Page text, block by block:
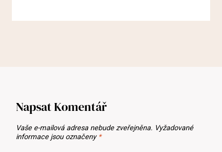
Napsat Komentář
Vaše e-mailová adresa nebude zveřejněna. Vyžadované
informace jsou označeny *